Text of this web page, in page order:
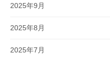
2025年9月
2025年8月
2025年7月